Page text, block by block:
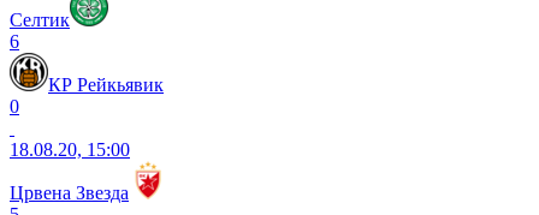
Селтик
6
КР Рейкьявик
0
18.08.20, 15:00
Црвена Звезда